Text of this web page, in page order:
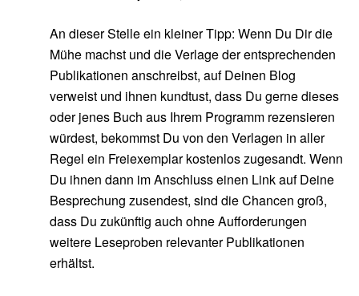
An dieser Stelle ein kleiner Tipp: Wenn Du Dir die
Mühe machst und die Verlage der entsprechenden
Publikationen anschreibst, auf Deinen Blog
verweist und ihnen kundtust, dass Du gerne dieses
oder jenes Buch aus Ihrem Programm rezensieren
würdest, bekommst Du von den Verlagen in aller
Regel ein Freiexemplar kostenlos zugesandt. Wenn
Du ihnen dann im Anschluss einen Link auf Deine
Besprechung zusendest, sind die Chancen groß,
dass Du zukünftig auch ohne Aufforderungen
weitere Leseproben relevanter Publikationen
erhältst.